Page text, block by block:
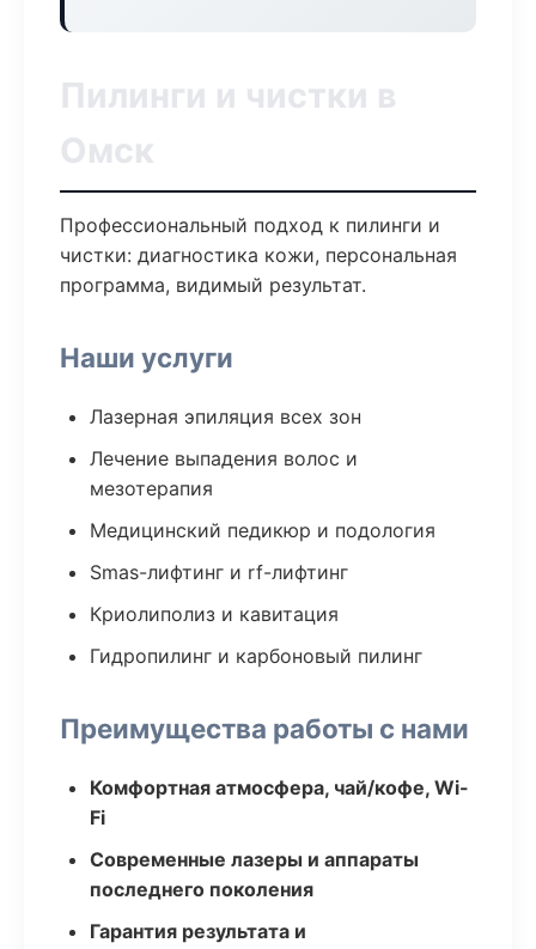
Пилинги и чистки в
Омск
Профессиональный подход к пилинги и
чистки: диагностика кожи, персональная
программа, видимый результат.
Наши услуги
Лазерная эпиляция всех зон
Лечение выпадения волос и
мезотерапия
Медицинский педикюр и подология
Smas-лифтинг и rf-лифтинг
Криолиполиз и кавитация
Гидропилинг и карбоновый пилинг
Преимущества работы с нами
Комфортная атмосфера, чай/кофе, Wi-
Fi
Современные лазеры и аппараты
последнего поколения
Гарантия результата и